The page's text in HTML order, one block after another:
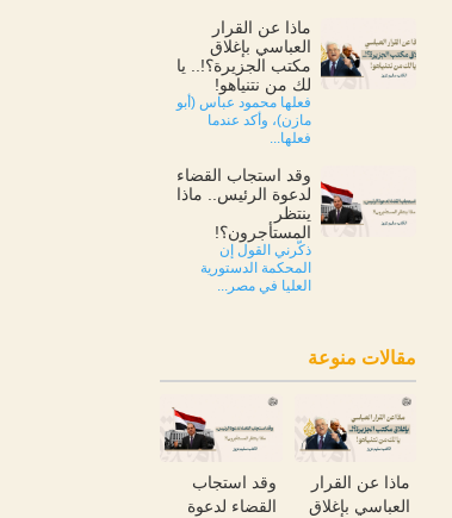
ماذا عن القرار
العباسي بإغلاق
مكتب الجزيرة؟!.. يا
لك من نتنياهو!
فعلها محمود عباس (أبو
مازن)، وأكد عندما
فعلها...
وقد استجاب القضاء
لدعوة الرئيس.. ماذا
ينتظر
المستأجرون؟!
ذكّرني القول إن
المحكمة الدستورية
العليا في مصر...
مقالات منوعة
ماذا عن القرار
العباسي بإغلاق
وقد استجاب
القضاء لدعوة